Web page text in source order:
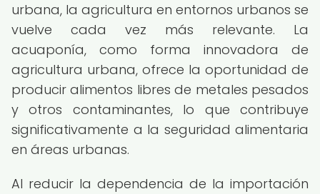
urbana, la agricultura en entornos urbanos se
vuelve cada vez más relevante. La
acuaponía, como forma innovadora de
agricultura urbana, ofrece la oportunidad de
producir alimentos libres de metales pesados
y otros contaminantes, lo que contribuye
significativamente a la seguridad alimentaria
en áreas urbanas.
Al reducir la dependencia de la importación